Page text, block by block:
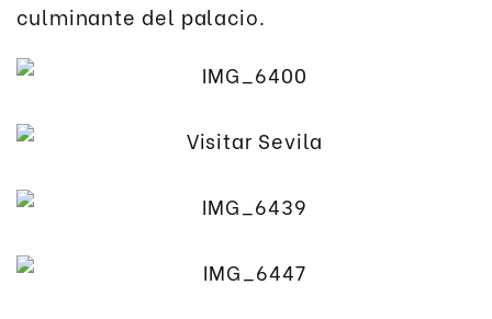
culminante del palacio.